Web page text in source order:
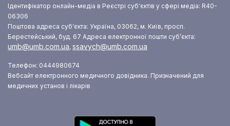
Ідентифікатор онлайн-медіа в Реєстрі суб‘єктів у сфері медіа: R40-
06306
Поштова адреса суб‘єкта: Україна, 03062, м. Київ, просп.
Берестейський, буд. 67 Адреса електронної пошти суб’єкта:
umb@umb.com.ua, ssavych@umb.com.ua
Телефон: 0444980674
Вебсайт електронного медичного довідника. Призначений для
медичних установ і лікарів